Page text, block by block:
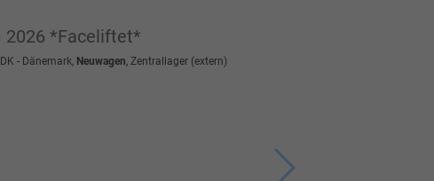
2026 *Faceliftet*
- Dänemark, Neuwagen, Zentrallager (extern)